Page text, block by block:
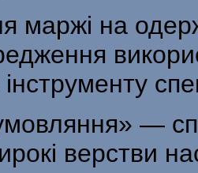
маржі на
—
верстви